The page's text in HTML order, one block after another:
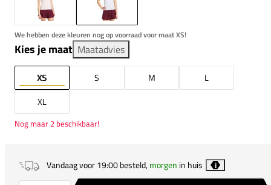
We hebben deze kleuren nog op voorraad voor maat XS!
Kies je maat Maatadvies
XS S M
L
XL
Nog maar 2 beschikbaar!
Vandaag voor 19:00 besteld,morgen in huis i